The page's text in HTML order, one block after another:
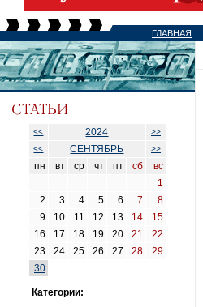
ГЛАВНАЯ
<< 2024
>>
<<
СЕНТЯБРЬ >>
пн вт ср чт пт сб
вс
1
2
3 4 5 6 7
8
9
10 11 12 13 14
15
16
17 18 19 20 21
22
23
24 25 26 27 28
29
30
Категории: